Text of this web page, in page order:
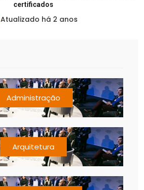
certificados
Atualizado há 2 anos
Administração
Arquitetura